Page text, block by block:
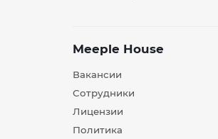
Meeple House
Вакансии
Сотрудники
Лицензии
Политика